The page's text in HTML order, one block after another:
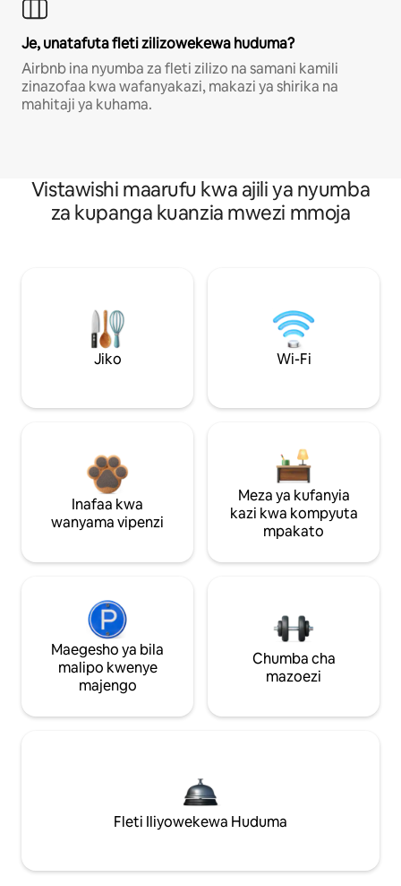
Je, unatafuta fleti zilizowekewa huduma?
Airbnb ina nyumba za fleti zilizo na samani kamili
zinazofaa kwa wafanyakazi, makazi ya shirika na
mahitaji ya kuhama.
Vistawishi maarufu kwa ajili ya nyumba
za kupanga kuanzia mwezi mmoja
Jiko Wi-Fi
Inafaa kwa
wanyama vipenzi
Meza ya kufanyia
kazi kwa kompyuta
mpakato
Maegesho ya bila
malipo kwenye
majengo
Chumba cha
mazoezi
Fleti Iliyowekewa Huduma